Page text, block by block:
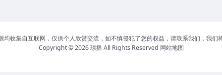
均收集自互联网，仅供个人欣赏交流，如不慎侵犯了您的权益，请联系我们，我们
Copyright © 2026璟播All Rights Reserved 网站地图